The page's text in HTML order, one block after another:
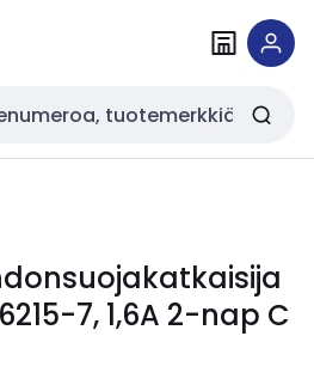
7, 1,6A 2-nap C